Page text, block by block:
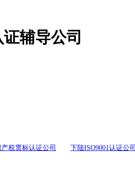
辅导公司
权贯标认证公司 下陆ISO9001认证公司